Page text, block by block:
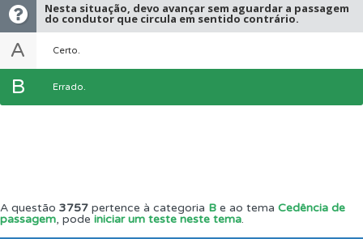
Nesta situação, devo avançar sem aguardar a passagem
do condutor que circula em sentido contrário.
A Certo.
B Errado.
A questão 3757 pertence à categoria B e ao tema Cedência de
passagem, pode iniciar um teste neste tema.